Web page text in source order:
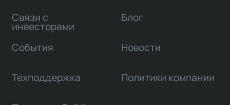
Связи с
инвесторами
Блог
События Новости
Техподдержка Политики компании